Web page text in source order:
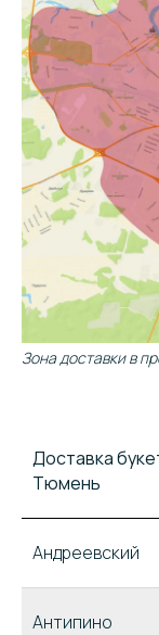
Зона доставки в
Доставка
Тюмень
Андреевский
Антипино